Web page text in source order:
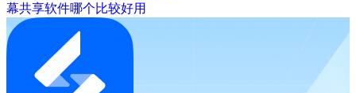
幕共享软件哪个比较好用